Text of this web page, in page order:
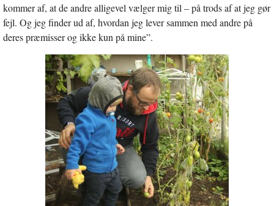
kommer af, at de andre alligevel vælger mig til – på trods af at jeg gør
fejl. Og jeg finder ud af, hvordan jeg lever sammen med andre på
deres præmisser og ikke kun på mine”.